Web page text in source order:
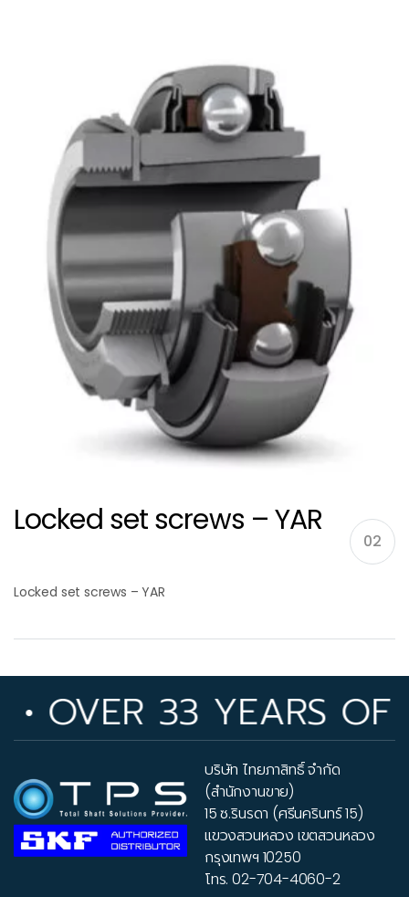
Locked set screws – YAR
02
Locked set screws – YAR
33 YEARS OF
บริษัท ไทยภาสิทธิ์ จำกัด
(สำนักงานขาย)
15 ซ.รินรดา (ศรีนครินทร์ 15)
แขวงสวนหลวง เขตสวนหลวง
กรุงเทพฯ 10250
โทร.02-704-4060-2